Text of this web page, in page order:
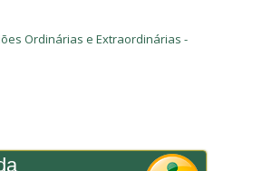
Ordinárias e Extraordinárias -